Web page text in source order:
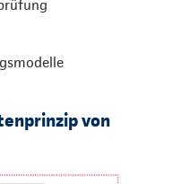
von